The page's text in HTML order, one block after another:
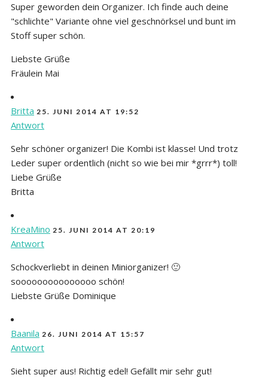
Super geworden dein Organizer. Ich finde auch deine
"schlichte" Variante ohne viel geschnörksel und bunt im
Stoff super schön.
Liebste Grüße
Fräulein Mai
Britta 25. JUNI 2014 AT 19:52
Antwort
Sehr schöner organizer! Die Kombi ist klasse! Und trotz
Leder super ordentlich (nicht so wie bei mir *grrr*) toll!
Liebe Grüße
Britta
KreaMino 25. JUNI 2014 AT 20:19
Antwort
Schockverliebt in deinen Miniorganizer! 🙂
sooooooooooooooo schön!
Liebste Grüße Dominique
Baanila 26. JUNI 2014 AT 15:57
Antwort
Sieht super aus! Richtig edel! Gefällt mir sehr gut!